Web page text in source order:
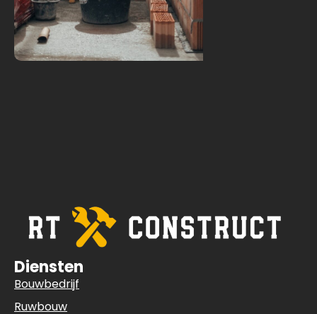
Diensten
Bouwbedrijf
Ruwbouw